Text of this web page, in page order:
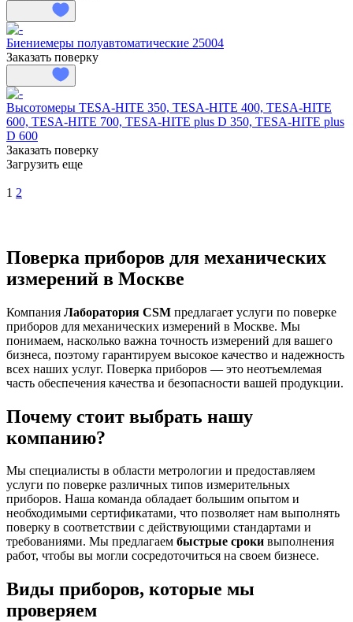
Биениемеры полуавтоматические 25004
Заказать поверку
Высотомеры TESA-HITE 350, TESA-HITE 400, TESA-HITE
600, TESA-HITE 700, TESA-HITE plus D 350, TESA-HITE plus
D 600
Заказать поверку
Загрузить еще
1 2
Поверка приборов для механических
измерений в Москве
Компания Лаборатория CSM предлагает услуги по поверке
приборов для механических измерений в Москве. Мы
понимаем, насколько важна точность измерений для вашего
бизнеса, поэтому гарантируем высокое качество и надежность
всех наших услуг. Поверка приборов — это неотъемлемая
часть обеспечения качества и безопасности вашей продукции.
Почему стоит выбрать нашу
компанию?
Мы специалисты в области метрологии и предоставляем
услуги по поверке различных типов измерительных
приборов. Наша команда обладает большим опытом и
необходимыми сертификатами, что позволяет нам выполнять
поверку в соответствии с действующими стандартами и
требованиями. Мы предлагаем быстрые сроки выполнения
работ, чтобы вы могли сосредоточиться на своем бизнесе.
Виды приборов, которые мы
проверяем